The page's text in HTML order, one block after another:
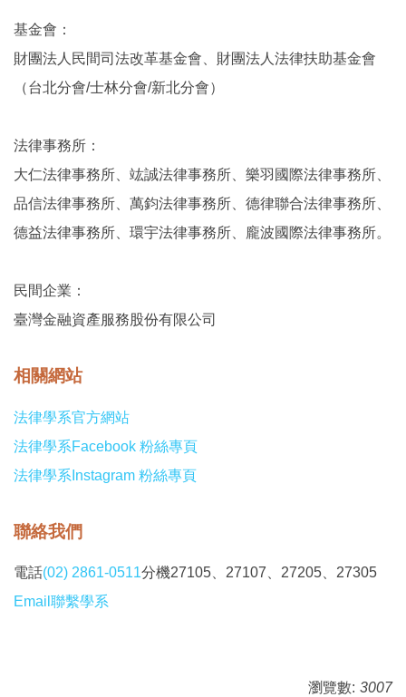
基金會：
財團法人民間司法改革基金會、財團法人法律扶助基金會
（台北分會/士林分會/新北分會）
法律事務所：
大仁法律事務所、竑誠法律事務所、樂羽國際法律事務所、
品信法律事務所、萬鈞法律事務所、德律聯合法律事務所、
德益法律事務所、環宇法律事務所、龐波國際法律事務所。
民間企業：
臺灣金融資產服務股份有限公司
相關網站
法律學系官方網站
法律學系Facebook 粉絲專頁
法律學系Instagram 粉絲專頁
聯絡我們
電話(02) 2861-0511分機27105、27107、27205、27305
Email聯繫學系
瀏覽數: 3007